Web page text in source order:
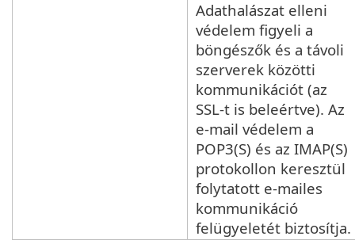
Adathalászat elleni
védelem figyeli a
böngészők és a távoli
szerverek közötti
kommunikációt (az
SSL-t is beleértve). Az
e-mail védelem a
POP3(S) és az IMAP(S)
protokollon keresztül
folytatott e-mailes
kommunikáció
felügyeletét biztosítja.